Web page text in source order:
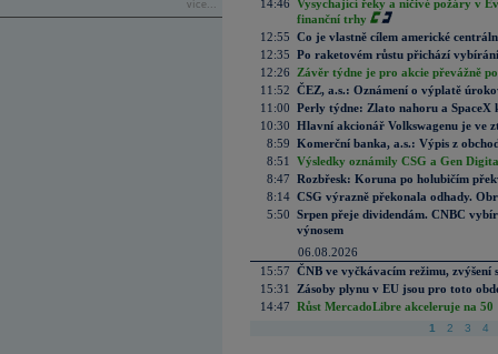
více...
14:46 Vysychající řeky a ničivé požáry v
finanční trhy
12:55 Co je vlastně cílem americké
12:35 Po raketovém růstu přichází
12:26
Závěr týdne je pro akcie převážně
11:52 ČEZ, a.s.: Oznámení o výplatě
11:00 Perly týdne: Zlato nahoru a SpaceX
10:30 Hlavní akcionář Volkswagenu je ve
8:59 Komerční banka, a.s.: Výpis z
8:51
Výsledky oznámily CSG a Gen
8:47 Rozbřesk: Koruna po holubičím
8:14 CSG výrazně překonala odhady.
5:50 Srpen přeje dividendám. CNBC
výnosem
06.08.2026
15:57 ČNB ve vyčkávacím režimu, zvýšení
15:31
Zásoby plynu v EU jsou pro toto
14:47 Růst MercadoLibre akceleruje na
1 2 3 4